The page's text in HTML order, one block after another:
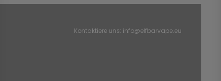
Kontaktiere uns: info@elfbarvape.eu